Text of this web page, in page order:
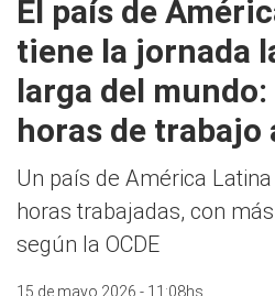
El país de
tiene la jornada
larga del
horas de trabajo
Un país de América
horas trabajadas, con
según la OCDE
15 de mayo 2026 - 11:08hs